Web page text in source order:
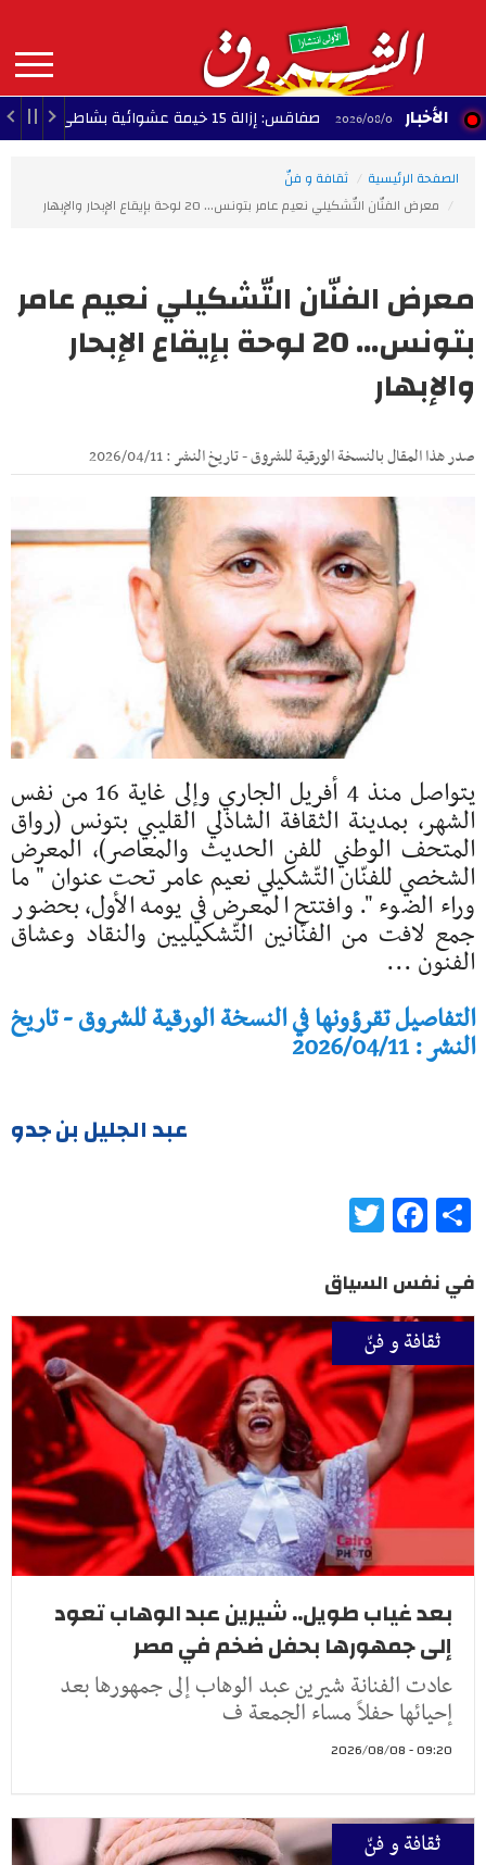
contenu
principal
MAIN
NAVIGATION الأخبار 18:24 - صفاقس: إزالة 15 خيمة عشوائية بشاطئ الكازينو 08/08
الصفحة الرئيسية
ثقافة و فنّ
معرض الفنّان التّشكيلي نعيم عامر بتونس... 20 لوحة بإيقاع الإبحار والإبهار
معرض الفنّان التّشكيلي نعيم عامر
بتونس... 20 لوحة بإيقاع الإبحار
والإبهار
صدر هذا المقال بالنسخة الورقية للشروق - تاريخ النشر : 2026/04/11
يتواصل منذ 4 أفريل الجاري وإلى غاية 16 من نفس
الشهر، بمدينة الثقافة الشاذلي القليبي بتونس (رواق
المتحف الوطني للفن الحديث والمعاصر)، المعرض
الشخصي للفنّان التّشكيلي نعيم عامر تحت عنوان " ما
وراء الضوء ". وافتتح المعرض في يومه الأول، بحضور
جمع لافت من الفنّانين التّشكيليين والنقاد وعشاق
الفنون ...
التفاصيل تقرؤونها في النسخة الورقية للشروق - تاريخ
النشر : 2026/04/11
عبد الجليل بن جدو
Share
Facebook
في نفس السياق
ثقافة و فنّ
بعد غياب طويل.. شيرين عبد الوهاب تعود
إلى جمهورها بحفل ضخم في مصر
عادت الفنانة شيرين عبد الوهاب إلى جمهورها بعد
إحيائها حفلاً مساء الجمعة ف
09:20 - 2026/08/08
ثقافة و فنّ